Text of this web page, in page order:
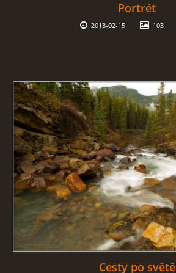
Portrét
2013-02-15 103
Cesty po světě